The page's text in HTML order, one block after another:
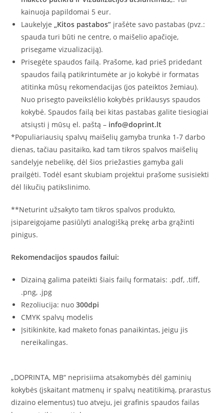
kainuoja papildomai 5 eur.
Laukelyje„Kitos pastabos” įrašėte savo pastabas (pvz.:
spauda turi būti ne centre, o maišelio apačioje,
prisegame vizualizaciją).
Prisegėte spaudos failą. Prašome, kad prieš pridedant
spaudos failą patikrintumėte ar jo kokybė ir formatas
atitinka mūsų rekomendacijas (jos pateiktos žemiau).
Nuo prisegto paveikslėlio kokybės priklausys spaudos
kokybė. Spaudos failą bei kitas pastabas galite tiesiogiai
atsiųsti į mūsų el. paštą – info@doprint.lt
*Populiariausių spalvų maišelių gamyba trunka 1-7 darbo
dienas, tačiau pasitaiko, kad tam tikros spalvos maišelių
sandelyje nebelikę, dėl šios priežasties gamyba gali
prailgėti. Todėl esant skubiam projektui prašome susisiekti
dėl likučių patikslinimo.
**Neturint užsakyto tam tikros spalvos produkto,
įsipareigojame pasiūlyti analogišką prekę arba grąžinti
pinigus.
Rekomendacijos spaudos failui:
Dizainą galima pateikti šiais failų formatais: .pdf, .tiff,
.png, .jpg
Rezoliucija: nuo300dpi
CMYK spalvų modelis
Įsitikinkite, kad maketo fonas panaikintas, jeigu jis
nereikalingas.
„DOPRINTA, MB“ neprisiima atsakomybės dėl gaminių
kokybės (įskaitant matmenų ir spalvų neatitikimą, prarastus
dizaino elementus) tuo atveju, jei grafinis spaudos failas